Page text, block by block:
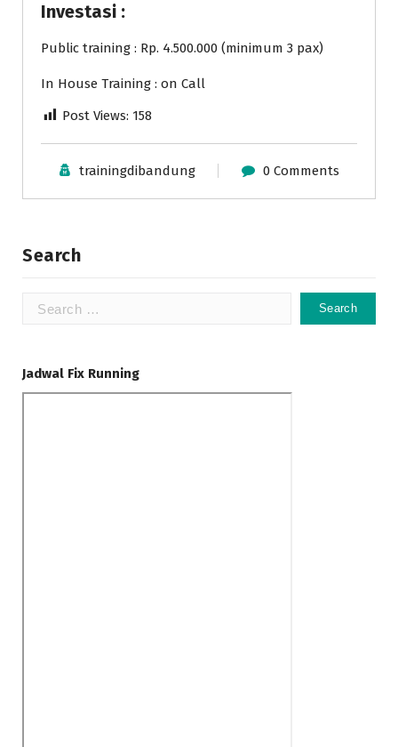
Investasi :
Public training : Rp. 4.500.000 (minimum 3 pax)
In House Training : on Call
Post Views: 158
trainingdibandung 0 Comments
Search
Search
Jadwal Fix Running